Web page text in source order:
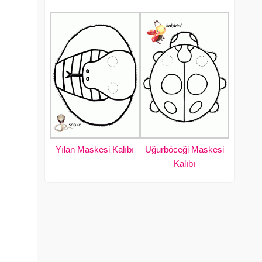
Yılan Maskesi Kalıbı
Uğurböceği Maskesi
Kalıbı